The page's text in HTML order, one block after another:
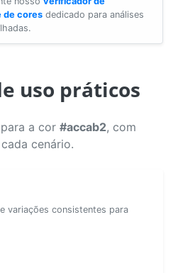
de cores dedicado para análises
uso práticos
a cor #accab2, com
cenário.
variações consistentes para